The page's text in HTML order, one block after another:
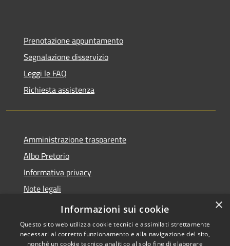
Prenotazione appuntamento
Segnalazione disservizio
Leggi le FAQ
Richiesta assistenza
Amministrazione trasparente
Albo Pretorio
Informativa privacy
Note legali
Dichiarazione di accessibilità
×
Informazioni sui cookie
Questo sito web utilizza cookie tecnici e assimilati strettamente
necessari al corretto funzionamento e alla navigazione del sito,
nonché un cookie tecnico analitico al solo fine di elaborare